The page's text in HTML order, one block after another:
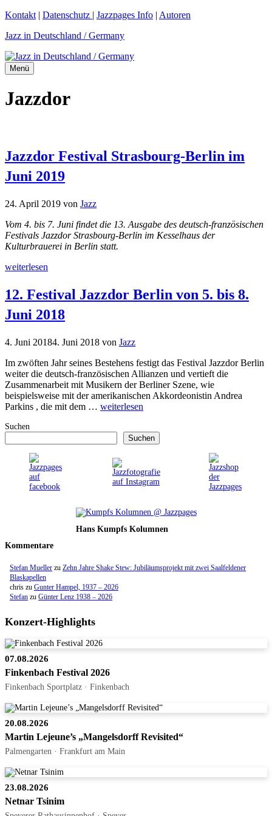
Zum
springen
Kontakt | Datenschutz | Jazzpages Info | Autoren
Jazz in Deutschland / Germany
Menü
Jazzdor
Jazzdor Festival Strasbourg-Berlin im
Juni 2019
24. April 2019 von Jazz
Vom 4. bis 7. Juni findet die 13. Ausgabe des deutsch-französischen
Festivals Jazzdor Strasbourg-Berlin im Kesselhaus der
Kulturbrauerei in Berlin statt.
weiterlesen
12. Festival Jazzdor Berlin von 5. bis 8.
Juni 2018
4. Juni 20184. Juni 2018 von Jazz
Im zwöften Jahr seines Bestehens festigt das Festival Jazzdor Berlin
weiter die deutsch-französischen Allianzen und vertieft die
Zusammenarbeit mit Musikern der Berliner Szene, wie
beispielsweise mit der amerikanischen Akkordeonistin Andrea
Parkins , die mit dem … weiterlesen
Suchen
Suchen
Hans Kumpfs Kolumnen
Kommentare
Stefan Mueller zu Zehn Jahre Shake Stew: Jubiläumsprojekt mit zwei Saalfeldener
Blaskapellen
chris zu Gunter Hampel, 1937 – 2026
Stefan zu Günter Lenz 1938 – 2026
Konzert-Highlights
07.08.2026
Finkenbach Festival 2026
Finkenbach Sportplatz · Finkenbach
20.08.2026
Martin Lejeune’s „Mangelsdorff Revisited“
Palmengarten · Frankfurt am Main
23.08.2026
Netnar Tsinim